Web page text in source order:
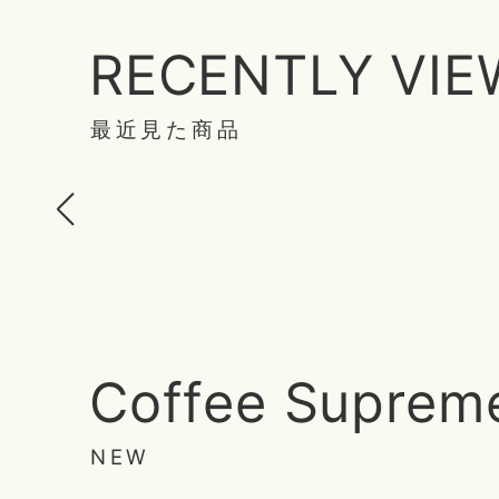
RECENTLY
最近見た商品
Coffee
NEW